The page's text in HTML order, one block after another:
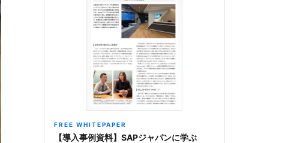
FREE WHITEPAPER
【導入事例資料】SAPジャパンに学ぶ